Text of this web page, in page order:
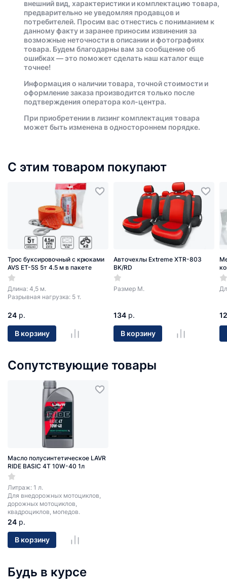
внешний вид, характеристики и комплектацию товара,
предварительно не уведомляя продавцов и
потребителей. Просим вас отнестись с пониманием к
данному факту и заранее приносим извинения за
возможные неточности в описании и фотографиях
товара. Будем благодарны вам за сообщение об
ошибках — это поможет сделать наш каталог еще
точнее!
Информация о наличии товара, точной стоимости и
оформление заказа производится только после
подтверждения оператора кол-центра.
При приобретении в лизинг комплектация товара
может быть изменена в одностороннем порядке.
С этим товаром покупают
Трос буксировочный с крюками
AVS ET-5S 5т 4.5 м в пакете
Длина: 4,5 м.
Разрывная нагрузка: 5 т.
24 р.
В корзину
Авточехлы Extreme XTR-803
BK/RD
Размер М.
134 р.
В корзину
12
Сопутствующие товары
Масло полусинтетическое LAVR
RIDE BASIC 4T 10W-40 1л
Литраж: 1 л.
Для внедорожных мотоциклов,
дорожных мотоциклов,
квадроциклов, мопедов.
24 р.
В корзину
Будь в курсе